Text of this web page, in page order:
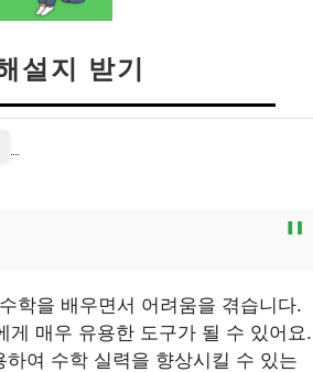
설지 받기
학을 배우면서 어려움을 겪습니다.
매우 유용한 도구가 될 수 있어요.
여 수학 실력을 향상시킬 수 있는